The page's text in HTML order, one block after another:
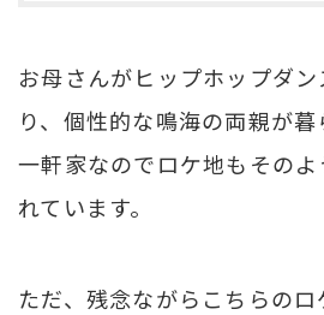
お母さんがヒップホップダ
り、個性的な鳴海の両親が
一軒家なのでロケ地もその
れています。
ただ、残念ながらこちらのロ